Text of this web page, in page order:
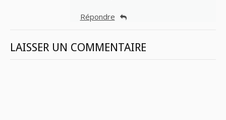
Répondre
LAISSER UN COMMENTAIRE